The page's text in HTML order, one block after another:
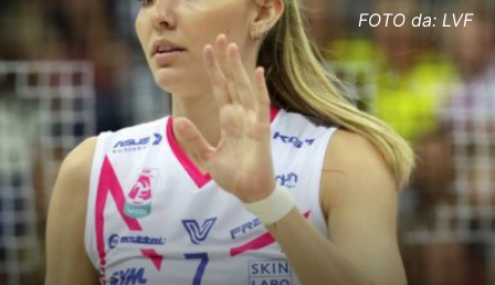
FOTO da: LVF